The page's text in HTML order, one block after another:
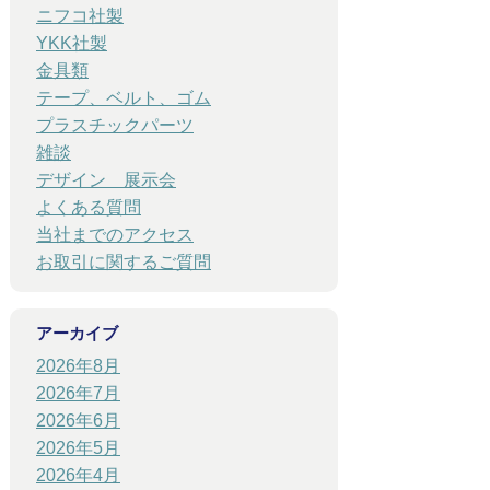
ニフコ社製
YKK社製
金具類
テープ、ベルト、ゴム
プラスチックパーツ
雑談
デザイン 展示会
よくある質問
当社までのアクセス
お取引に関するご質問
アーカイブ
2026年8月
2026年7月
2026年6月
2026年5月
2026年4月